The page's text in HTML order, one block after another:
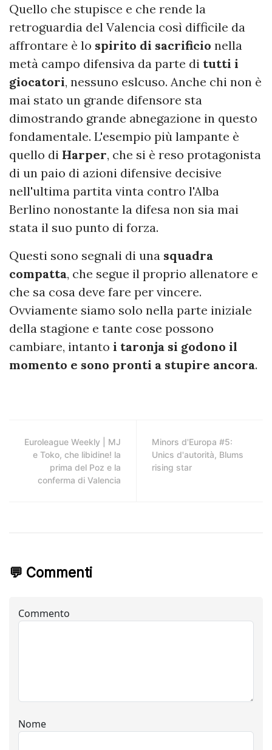
Quello che stupisce e che rende la
retroguardia del Valencia così difficile da
affrontare è lo spirito di sacrificio nella
metà campo difensiva da parte di tutti i
giocatori, nessuno eslcuso. Anche chi non è
mai stato un grande difensore sta
dimostrando grande abnegazione in questo
fondamentale. L'esempio più lampante è
quello di Harper, che si è reso protagonista
di un paio di azioni difensive decisive
nell'ultima partita vinta contro l'Alba
Berlino nonostante la difesa non sia mai
stata il suo punto di forza.
Questi sono segnali di una squadra
compatta, che segue il proprio allenatore e
che sa cosa deve fare per vincere.
Ovviamente siamo solo nella parte iniziale
della stagione e tante cose possono
cambiare, intanto i taronja si godono il
momento e sono pronti a stupire ancora.
Euroleague Weekly | MJ
e Toko, che libidine! la
prima del Poz e la
conferma di Valencia
Minors d'Europa #5:
Unics d'autorità, Blums
rising star
💬 Commenti